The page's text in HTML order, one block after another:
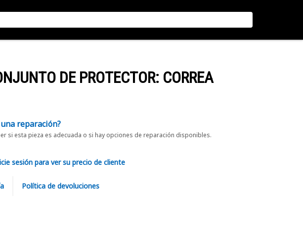
DE PROTECTOR: CORREA
reparación?
si esta pieza es adecuada o si hay opciones de reparación disponibles.
sesión para ver su precio de cliente
Política de devoluciones